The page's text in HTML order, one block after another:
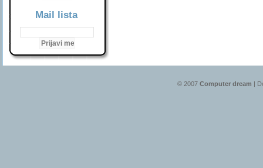
Mail lista
© 2007 Computer dream |